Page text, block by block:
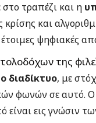
τραπέζι και η
και
ψηφιακές
της
διαδίκτυο, με
φωνών σε αυτό.
είναι εις γνώσιν